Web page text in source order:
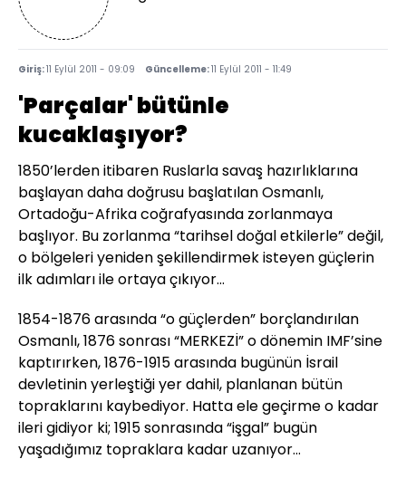
Giriş:11 Eylül 2011 - 09:09 Güncelleme:11 Eylül 2011 - 11:49
'Parçalar' bütünle
kucaklaşıyor?
1850’lerden itibaren Ruslarla savaş hazırlıklarına
başlayan daha doğrusu başlatılan Osmanlı,
Ortadoğu-Afrika coğrafyasında zorlanmaya
başlıyor. Bu zorlanma “tarihsel doğal etkilerle” değil,
o bölgeleri yeniden şekillendirmek isteyen güçlerin
ilk adımları ile ortaya çıkıyor...
1854-1876 arasında “o güçlerden” borçlandırılan
Osmanlı, 1876 sonrası “MERKEZİ” o dönemin IMF’sine
kaptırırken, 1876-1915 arasında bugünün İsrail
devletinin yerleştiği yer dahil, planlanan bütün
topraklarını kaybediyor. Hatta ele geçirme o kadar
ileri gidiyor ki; 1915 sonrasında “işgal” bugün
yaşadığımız topraklara kadar uzanıyor...